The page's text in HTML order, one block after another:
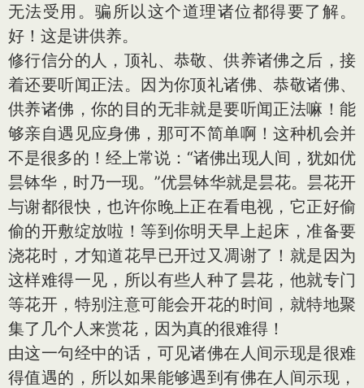
无法受用。骗所以这个道理诸位都得要了解。
好！这是讲供养。
修行信分的人，顶礼、恭敬、供养诸佛之后，接
着还要听闻正法。因为你顶礼诸佛、恭敬诸佛、
供养诸佛，你的目的无非就是要听闻正法嘛！能
够亲自遇见应身佛，那可不简单啊！这种机会并
不是很多的！经上常说：“诸佛出现人间，犹如优
昙钵华，时乃一现。”优昙钵华就是昙花。昙花开
与谢都很快，也许你晚上正在看电视，它正好偷
偷的开敷绽放啦！等到你明天早上起床，准备要
浇花时，才知道花早已开过又凋谢了！就是因为
这样难得一见，所以有些人种了昙花，他就专门
等花开，特别注意可能会开花的时间，就特地聚
集了几个人来赏花，因为真的很难得！
由这一句经中的话，可见诸佛在人间示现是很难
得值遇的，所以如果能够遇到有佛在人间示现，